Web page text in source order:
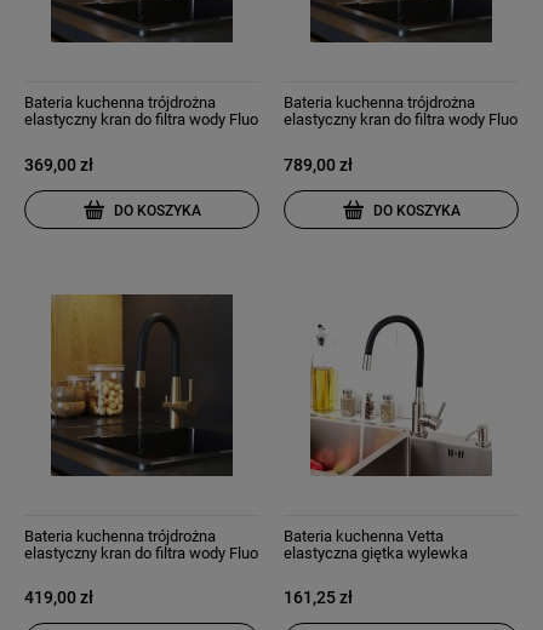
Bateria kuchenna trójdrożna
elastyczny kran do filtra wody Fluo
369,00 zł
DO KOSZYKA
Bateria kuchenna trójdrożna
elastyczny kran do filtra wody Fluo
789,00 zł
DO KOSZYKA
Bateria kuchenna trójdrożna
elastyczny kran do filtra wody Fluo
419,00 zł
Bateria kuchenna Vetta
elastyczna giętka wylewka
161,25 zł